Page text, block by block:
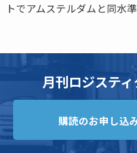
トでアムステルダムと同水準
月刊ロジステ
購読のお申し込